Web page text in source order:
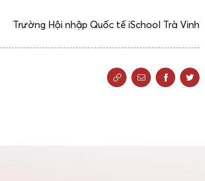
Trường Hội nhập Quốc tế iSchool Trà Vinh